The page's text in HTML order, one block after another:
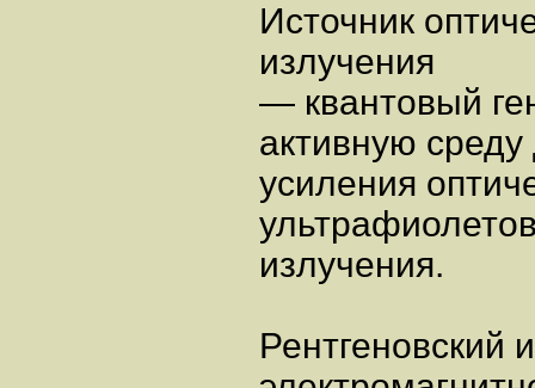
Источник
излучения
— квантовый
активную
усиления
излучения.
Рентгеновский